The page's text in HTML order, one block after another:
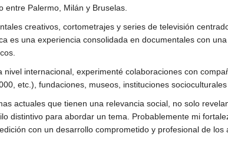
entre Palermo, Milán y Bruselas.
creativos, cortometrajes y series de televisión
es una experiencia consolidada en documentales con
nivel internacional, experimenté colaboraciones con
etc.), fundaciones, museos, instituciones
actuales que tienen una relevancia social, no solo
distintivo para abordar un tema. Probablemente mi
con un desarrollo comprometido y profesional de